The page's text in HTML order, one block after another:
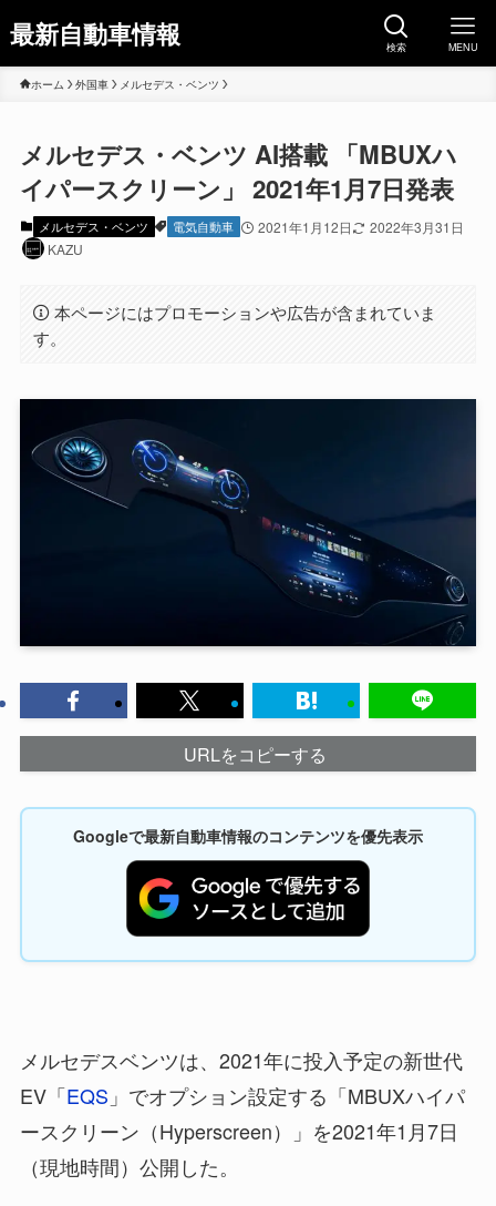
最新自動車情報 検索 MENU
ホーム 外国車 メルセデス・ベンツ
メルセデス・ベンツ AI搭載 「MBUXハ
イパースクリーン」 2021年1月7日発表
メルセデス・ベンツ 電気自動車 2021年1月12日
2022年3月31日
KAZU
本ページにはプロモーションや広告が含まれていま
す。
URLをコピーする
Googleで最新自動車情報のコンテンツを優先表示
メルセデスベンツは、2021年に投入予定の新世代
EV「EQS 」でオプション設定する「MBUXハイパ
ースクリーン（Hyperscreen）」を2021年1月7日
（現地時間）公開した。